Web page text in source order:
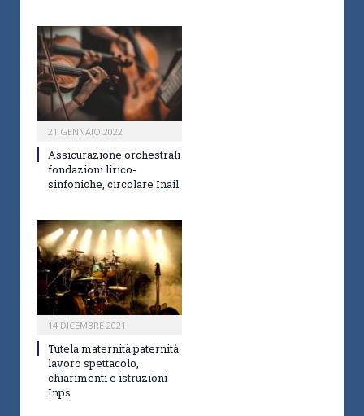
21 GENNAIO 2022
Assicurazione orchestrali
fondazioni lirico-
sinfoniche, circolare Inail
14 DICEMBRE 2021
Tutela maternità paternità
lavoro spettacolo,
chiarimenti e istruzioni
Inps